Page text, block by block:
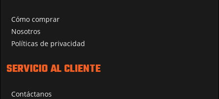
Cómo comprar
Nosotros
Políticas de privacidad
SERVICIO AL CLIENTE
Contáctanos